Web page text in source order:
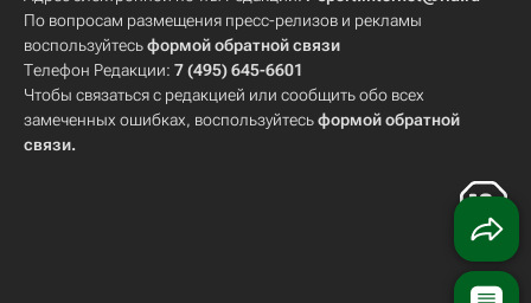
По вопросам размещения пресс-релизов и рекламы
воспользуйтесьформой обратной связи
Телефон Редакции: 7 (495) 645-6601
Чтобы связаться с редакцией или сообщить обо всех
замеченных ошибках, воспользуйтесьформой обратной
связи.